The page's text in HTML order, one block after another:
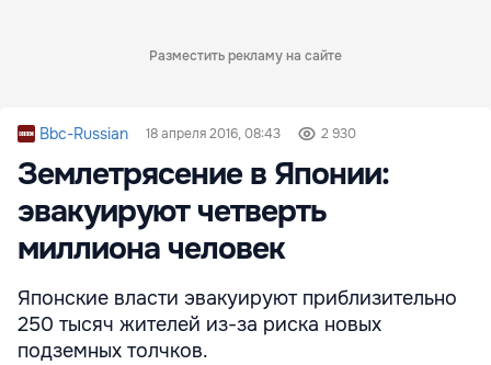
Разместить рекламу на сайте
Bbc-Russian 18 апреля 2016, 08:43 2 930
Землетрясение в Японии:
эвакуируют четверть
миллиона человек
Японские власти эвакуируют приблизительно
250 тысяч жителей из-за риска новых
подземных толчков.